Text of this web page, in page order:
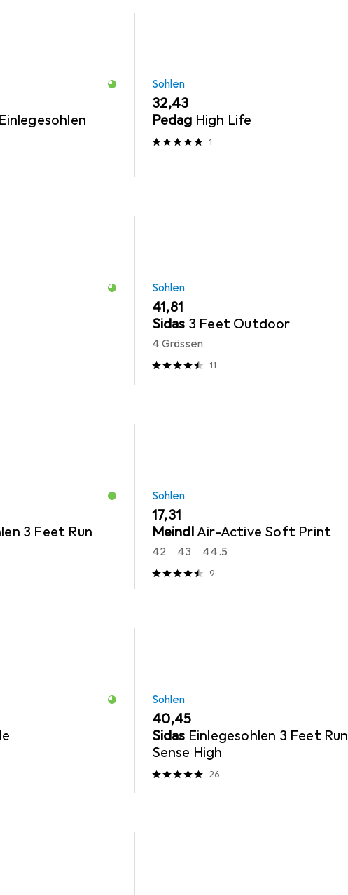
Sohlen
EUR
32,43
Pedag High Life
1
Sohlen
EUR
41,81
Sidas 3 Feet Outdoor
4 Grössen
11
3 Feet Run
Sohlen
EUR
17,31
MeindlAir-Active Soft Print
42 43 44.5
9
Sohlen
EUR
40,45
Sidas Einlegesohlen 3 Feet Run
Sense High
26